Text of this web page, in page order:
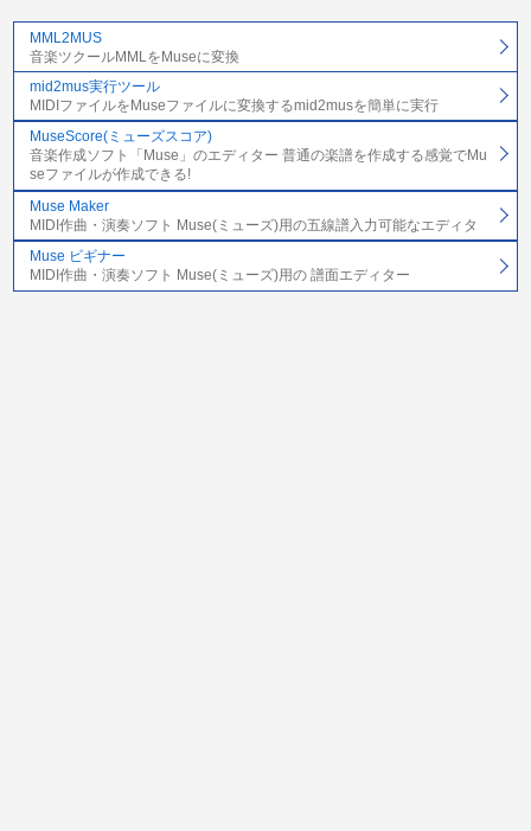
MML2MUS
音楽ツクールMMLをMuseに変換
mid2mus実行ツール
MIDIファイルをMuseファイルに変換するmid2musを簡単に実行
MuseScore(ミューズスコア)
音楽作成ソフト「Muse」のエディター 普通の楽譜を作成する感覚でMu
seファイルが作成できる!
Muse Maker
MIDI作曲・演奏ソフト Muse(ミューズ)用の五線譜入力可能なエディタ
Muse ビギナー
MIDI作曲・演奏ソフト Muse(ミューズ)用の 譜面エディター